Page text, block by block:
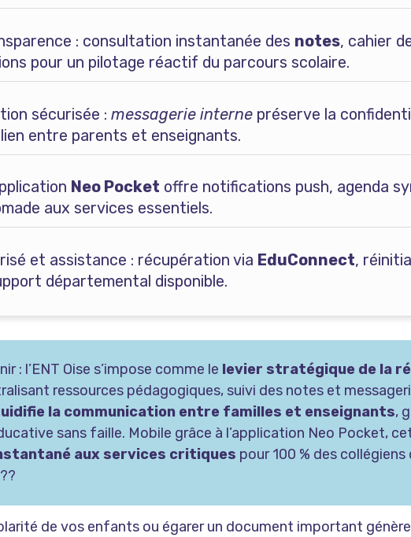
: consultation instantanée des notes, cahier
pour un pilotage réactif du parcours scolaire.
sécurisée : messagerie internepréserve la
entre parents et enseignants.
Neo Pocket offre notifications push, agenda
aux services essentiels.
et assistance : récupération via EduConnect,
départemental disponible.
: l’ENT Oise s’impose comme le levier stratégique de la
ressources pédagogiques, suivi des notes et
la communication entre familles et enseignants,
sans faille. Mobile grâce à l’application Neo Pocket,
aux services critiques pour 100 % des collégiens
de vos enfants ou égarer un document important